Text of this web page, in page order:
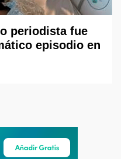
periodista fue
episodio en